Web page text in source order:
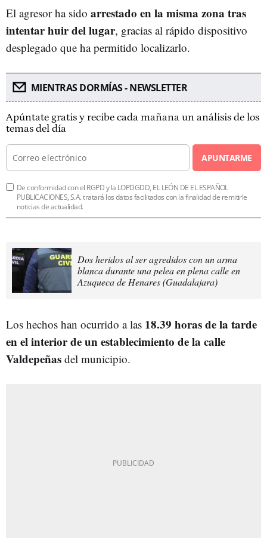
El agresor ha sido arrestado en la misma zona tras
intentar huir del lugar, gracias al rápido dispositivo
desplegado que ha permitido localizarlo.
MIENTRAS DORMÍAS - NEWSLETTER
Apúntate gratis y recibe cada mañana un análisis de los
temas del día
APUNTARME
De conformidad con el RGPD y la LOPDGDD, EL LEÓN DE EL ESPAÑOL
PUBLICACIONES, S.A. tratará los datos facilitados con la finalidad de remitirle
noticias de actualidad.
Dos heridos al ser agredidos con un arma
blanca durante una pelea en plena calle en
Azuqueca de Henares (Guadalajara)
Los hechos han ocurrido a las 18.39 horas de la tarde
en el interior de un establecimiento de la calle
Valdepeñas del municipio.